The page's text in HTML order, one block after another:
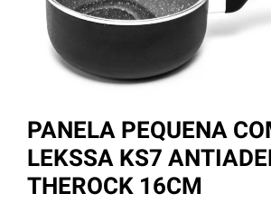
PANELA PEQUENA
LEKSSA KS7
THEROCK 16CM